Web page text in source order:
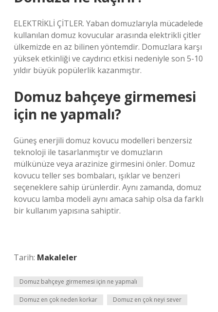
ELEKTRİKLİ ÇİTLER. Yaban domuzlarıyla mücadelede
kullanılan domuz kovucular arasında elektrikli çitler
ülkemizde en az bilinen yöntemdir. Domuzlara karşı
yüksek etkinliği ve caydırıcı etkisi nedeniyle son 5-10
yıldır büyük popülerlik kazanmıştır.
Domuz bahçeye girmemesi
için ne yapmalı?
Güneş enerjili domuz kovucu modelleri benzersiz
teknoloji ile tasarlanmıştır ve domuzların
mülkünüze veya arazinize girmesini önler. Domuz
kovucu teller ses bombaları, ışıklar ve benzeri
seçeneklere sahip ürünlerdir. Aynı zamanda, domuz
kovucu lamba modeli aynı amaca sahip olsa da farklı
bir kullanım yapısına sahiptir.
Tarih: Makaleler
Domuz bahçeye girmemesi için ne yapmalı
Domuz en çok neden korkar Domuz en çok neyi sever